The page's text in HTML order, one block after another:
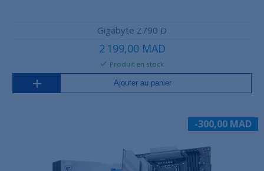
Gigabyte Z790 D
2 199,00 MAD
Produit en stock
Ajouter au panier
-300,00 MAD